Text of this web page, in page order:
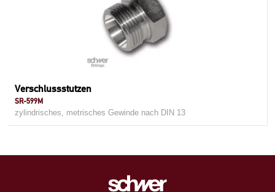
Verschlussstutzen
SR-599M
zylindrisches, metrisches Gewinde nach DIN 13